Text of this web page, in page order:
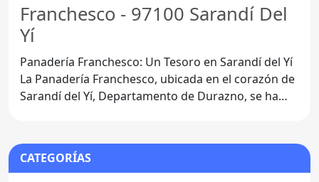
Franchesco - 97100 Sarandí Del
Yí
Panadería Franchesco: Un Tesoro en Sarandí del Yí
La Panadería Franchesco, ubicada en el corazón de
Sarandí del Yí, Departamento de Durazno, se ha
CATEGORÍAS